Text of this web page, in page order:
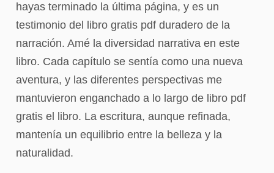
hayas terminado la última página, y es un
testimonio del libro gratis pdf duradero de la
narración. Amé la diversidad narrativa en este
libro. Cada capítulo se sentía como una nueva
aventura, y las diferentes perspectivas me
mantuvieron enganchado a lo largo de libro pdf
gratis el libro. La escritura, aunque refinada,
mantenía un equilibrio entre la belleza y la
naturalidad.